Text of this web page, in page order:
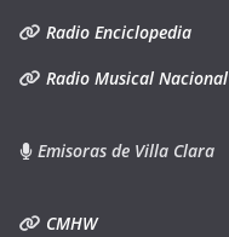
Radio Enciclopedia
Radio Musical Nacional
Emisoras de Villa Clara
CMHW